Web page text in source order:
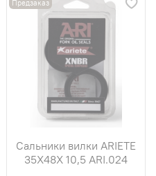
Предзаказ
Сальники вилки ARIETE
35X48X 10,5 ARI.024